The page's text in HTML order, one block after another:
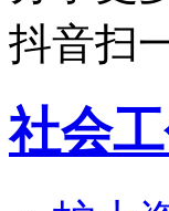
抖音扫
社会